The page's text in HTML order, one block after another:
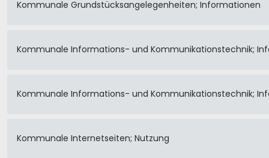
Kommunale Grundstücksangelegenheiten; Informationen
Kommunale Informations- und Kommunikationstechnik;
Kommunale Informations- und Kommunikationstechnik;
Kommunale Internetseiten; Nutzung